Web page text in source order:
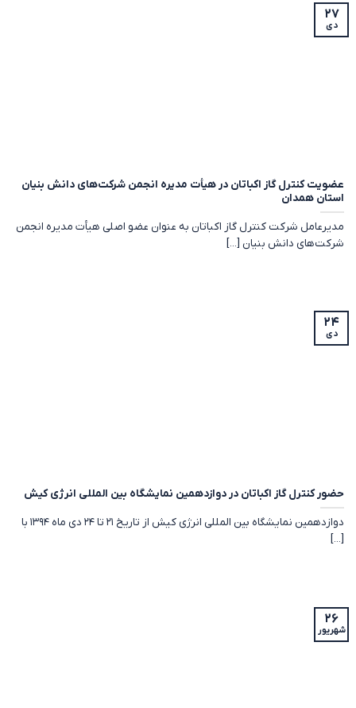
عضویت کنترل گاز اکباتان در هیأت مدیره انجمن شرکت‌های دانش بنیان
استان همدان
مدیرعامل شرکت کنترل گاز اکباتان به عنوان عضو اصلی هیأت مدیره انجمن
شرکت‌های دانش بنیان [...]
۲۷
دی
حضور کنترل گاز اکباتان در دوازدهمین نمایشگاه بین المللی انرژی کیش
دوازدهمین نمایشگاه بین المللی انرژی کیش از تاریخ ۲۱ تا ۲۴ دی ماه ۱۳۹۴ با
[...]
۲۴
دی
۲۶
شهریور